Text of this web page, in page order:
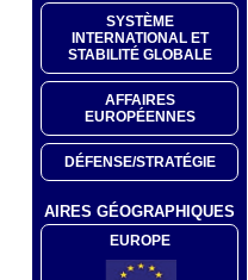
SYSTÈME
INTERNATIONAL ET
STABILITÉ GLOBALE
AFFAIRES
EUROPÉENNES
DÉFENSE/STRATÉGIE
AIRES GÉOGRAPHIQUES
EUROPE